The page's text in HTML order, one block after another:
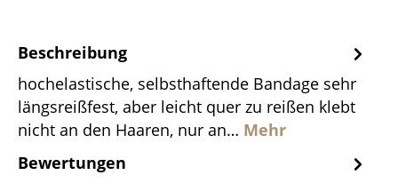
Beschreibung
hochelastische, selbsthaftende Bandage sehr
längsreißfest, aber leicht quer zu reißen klebt
nicht an den Haaren, nur an… Mehr
Bewertungen